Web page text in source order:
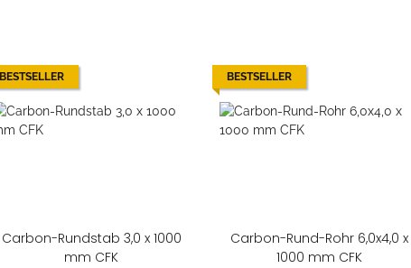
BESTSELLER
Carbon-Rundstab 3,0 x 1000
mm CFK
BESTSELLER
Carbon-Rund-Rohr 6,0x4,0 x
1000 mm CFK